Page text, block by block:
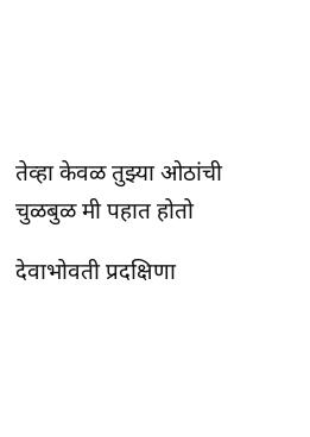
तेव्हा केवळ तुझ्या ओठांची
चुळबुळ मी पहात होतो
देवाभोवती प्रदक्षिणा